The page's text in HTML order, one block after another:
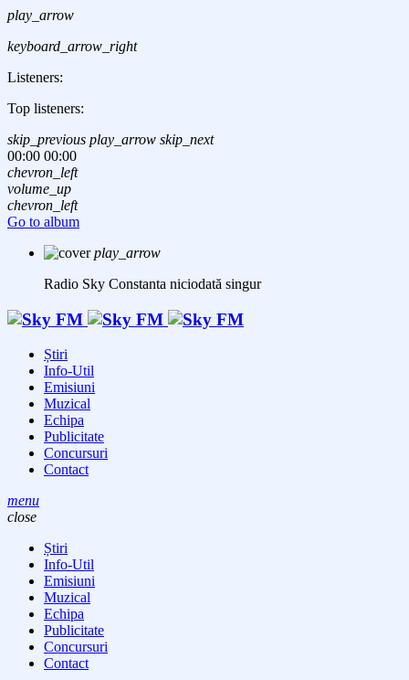
play_arrow
keyboard_arrow_right
Listeners:
Top listeners:
skip_previous play_arrow skip_next
00:00 00:00
chevron_left
volume_up
chevron_left
Go to album
play_arrow
Radio Sky Constanta niciodată singur
Știri
Info-Util
Emisiuni
Muzical
Echipa
Publicitate
Concursuri
Contact
menu
close
Știri
Info-Util
Emisiuni
Muzical
Echipa
Publicitate
Concursuri
Contact